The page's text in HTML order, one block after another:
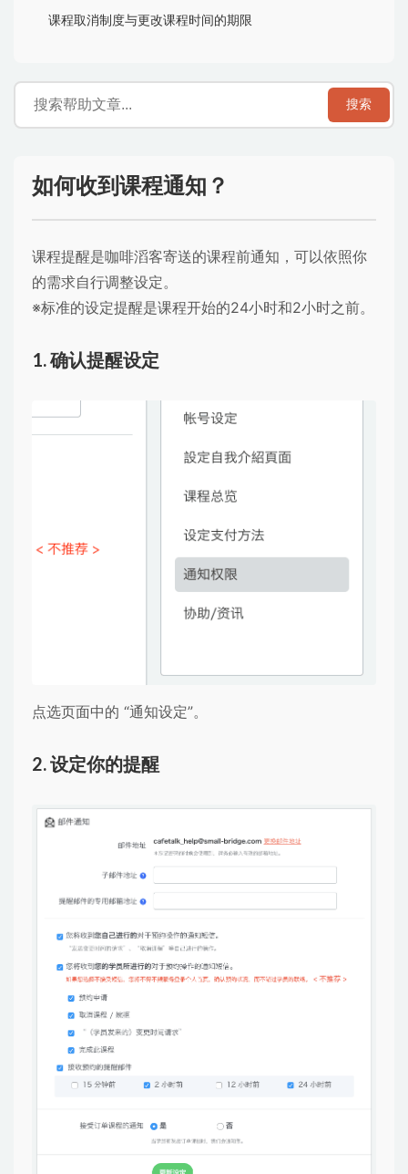
课程取消制度与更改课程时间的期限
搜索
如何收到课程通知？
课程提醒是咖啡滔客寄送的课程前通知，可以依照你
的需求自行调整设定。
※标准的设定提醒是课程开始的24小时和2小时之前。
1. 确认提醒设定
点选页面中的 “通知设定”。
2. 设定你的提醒